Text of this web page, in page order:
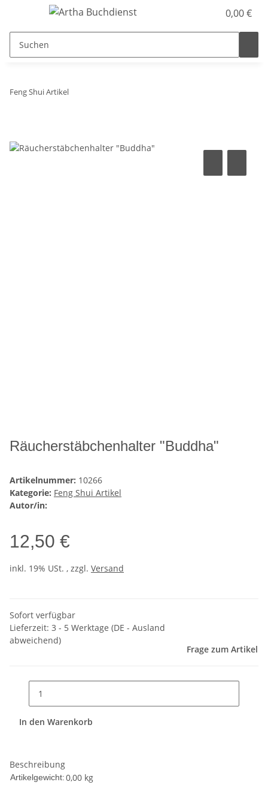
0,00 €
Feng Shui Artikel
Räucherstäbchenhalter "Buddha"
Artikelnummer: 10266
Kategorie: Feng Shui Artikel
Autor/in:
12,50 €
inkl. 19% USt. , zzgl. Versand
Sofort verfügbar
Lieferzeit: 3 - 5 Werktage (DE - Ausland
abweichend)
Frage zum Artikel
In den Warenkorb
Beschreibung
Artikelgewicht:0,00 kg